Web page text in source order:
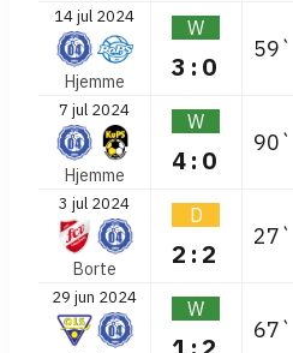
14 jul 2024
Hjemme
W
3:0
59`
7 jul 2024
Hjemme
W
4:0
90`
3 jul 2024
Borte
D
2:2
27`
29 jun 2024 W
67`